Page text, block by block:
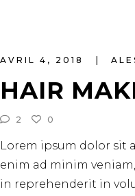
AVRIL 4, 2018
HAIR
2 0
Lorem ipsum dolor sit
enim ad minim
in reprehenderit in